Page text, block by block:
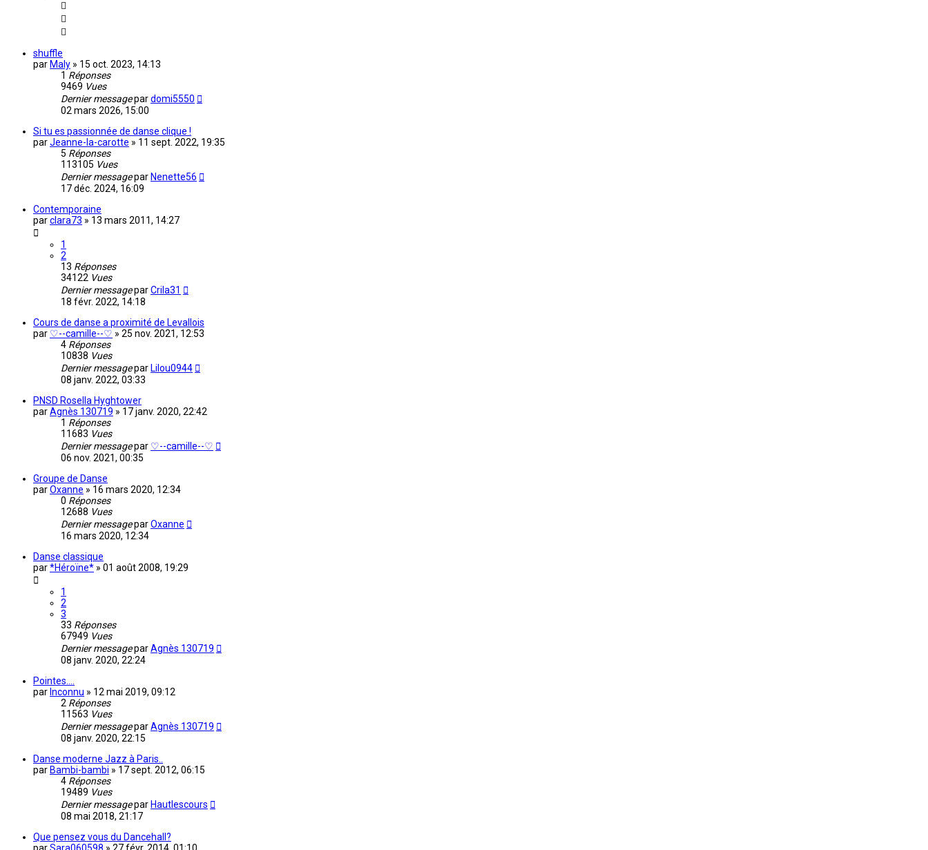
shuffle
par Maly » 15 oct. 2023, 14:13
1 Réponses
9469 Vues
Dernier messagepardomi5550
02 mars 2026, 15:00
Si tu es passionnée de danse clique !
parJeanne-la-carotte » 11 sept. 2022, 19:35
5 Réponses
113105 Vues
Dernier messagepar Nenette56
17 déc. 2024, 16:09
Contemporaine
parclara73 » 13 mars 2011, 14:27
1
2
13 Réponses
34122 Vues
Dernier messageparCrila31
18 févr. 2022, 14:18
Cours de danse a proximité de Levallois
par ♡--camille--♡ » 25 nov. 2021, 12:53
4 Réponses
10838 Vues
Dernier messagepar Lilou0944
08 janv. 2022, 03:33
PNSD Rosella Hyghtower
parAgnès 130719 » 17 janv. 2020, 22:42
1 Réponses
11683 Vues
Dernier messagepar ♡--camille--♡
06 nov. 2021, 00:35
Groupe de Danse
parOxanne » 16 mars 2020, 12:34
0 Réponses
12688 Vues
Dernier messageparOxanne
16 mars 2020, 12:34
Danse classique
par*Héroïne* » 01 août 2008, 19:29
1
2
3
33 Réponses
67949 Vues
Dernier messageparAgnès 130719
08 janv. 2020, 22:24
Pointes....
par Inconnu » 12 mai 2019, 09:12
2 Réponses
11563 Vues
Dernier messageparAgnès 130719
08 janv. 2020, 22:15
Danse moderne Jazz à Paris..
par Bambi-bambi » 17 sept. 2012, 06:15
4 Réponses
19489 Vues
Dernier messagepar Hautlescours
08 mai 2018, 21:17
Que pensez vous du Dancehall?